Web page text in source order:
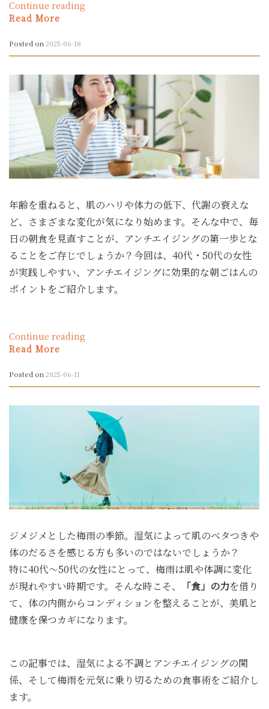
Continue reading
イ
ン
グ
に
お
け
る
糖
質
制
本
当
効
果
が
あ
る
Read More
Posted on2025-06-18
年齢を重ねると、肌のハリや体力の低下、代謝の衰えな
ど、さまざまな変化が気になり始めます。そんな中で、毎
日の朝食を見直すことが、アンチエイジングの第一歩とな
ることをご存じでしょうか？今回は、40代・50代の女性
が実践しやすい、アンチエイジングに効果的な朝ごはんの
ポイントをご紹介します。
Continue reading
女
の
た
の
ア
ン
チ
エ
イ
ン
グ
朝
ご
は
ん：
美
肌・
若々
し
Read More
Posted on2025-06-11
ジメジメとした梅雨の季節。湿気によって肌のベタつきや
体のだるさを感じる方も多いのではないでしょうか？
特に40代〜50代の女性にとって、梅雨は肌や体調に変化
が現れやすい時期です。そんな時こそ、
「食」の力を借り
て、体の内側からコンディションを整えることが、美肌と
健康を保つカギになります。
この記事では、湿気による不調とアンチエイジングの関
係、そして梅雨を元気に乗り切るための食事術をご紹介し
ます。